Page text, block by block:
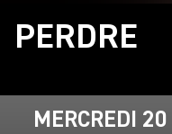
PERDRE
MERCREDI